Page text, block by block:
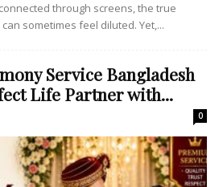
through screens, the true
sometimes feel diluted. Yet,...
Service Bangladesh
Life Partner with...
0